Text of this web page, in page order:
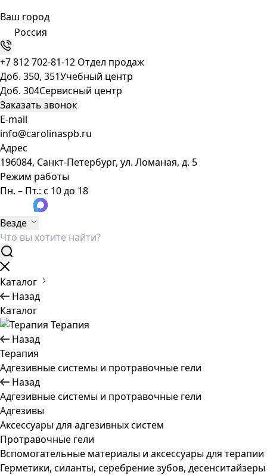
Ваш город
Россия
+7 812 702-81-12 Отдел продаж
Доб. 350, 351Учебный центр
Доб. 304Сервисный центр
Заказать звонок
E-mail
info@carolinaspb.ru
Адрес
196084, Санкт-Петербург, ул. Ломаная, д. 5
Режим работы
Пн. – Пт.: с 10 до 18
Везде
Каталог
Назад
Каталог
Терапия
Назад
Терапия
Адгезивные системы и протравочные гели
Назад
Адгезивные системы и протравочные гели
Адгезивы
Аксессуары для адгезивных систем
Протравочные гели
Вспомогательные материалы и аксессуары для терапии
Герметики, силанты, серебрение зубов, десенситайзеры